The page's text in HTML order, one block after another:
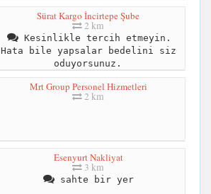
Sürat Kargo İncirtepe Şube
2 km
Kesinlikle tercih etmeyin.
Hata bile yapsalar bedelini siz
oduyorsunuz.
Mrt Group Personel Hizmetleri
2 km
Esenyurt Nakliyat
3 km
sahte bir yer